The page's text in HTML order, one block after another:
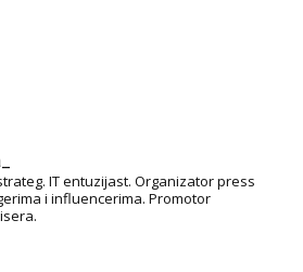
IT entuzijast. Organizator press
i influencerima. Promotor